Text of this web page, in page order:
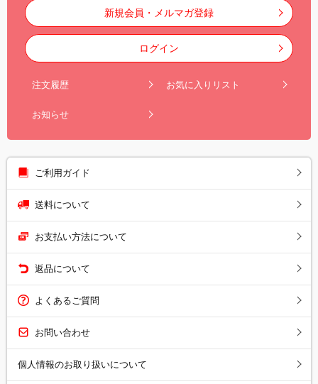
新規会員・メルマガ登録
ログイン
注文履歴 お気に入りリスト
お知らせ
ご利用ガイド
送料について
お支払い方法について
返品について
よくあるご質問
お問い合わせ
個人情報のお取り扱いについて